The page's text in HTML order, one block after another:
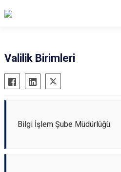
Valilik Birimleri
Bilgi İşlem Şube Müdürlüğü